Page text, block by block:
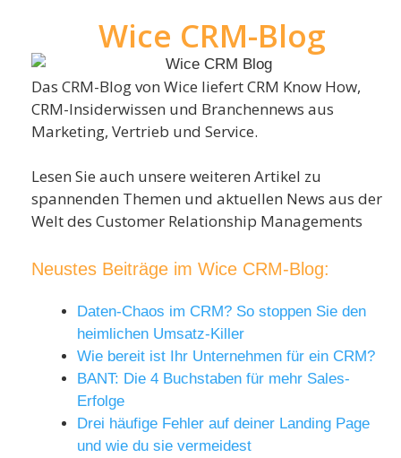
Wice CRM-Blog
Das CRM-Blog von Wice liefert CRM Know How,
CRM-Insiderwissen und Branchennews aus
Marketing, Vertrieb und Service.
Lesen Sie auch unsere weiteren Artikel zu
spannenden Themen und aktuellen News aus der
Welt des Customer Relationship Managements
Neustes Beiträge im Wice CRM-Blog:
Daten-Chaos im CRM? So stoppen Sie den
heimlichen Umsatz-Killer
Wie bereit ist Ihr Unternehmen für ein CRM?
BANT: Die 4 Buchstaben für mehr Sales-
Erfolge
Drei häufige Fehler auf deiner Landing Page
und wie du sie vermeidest